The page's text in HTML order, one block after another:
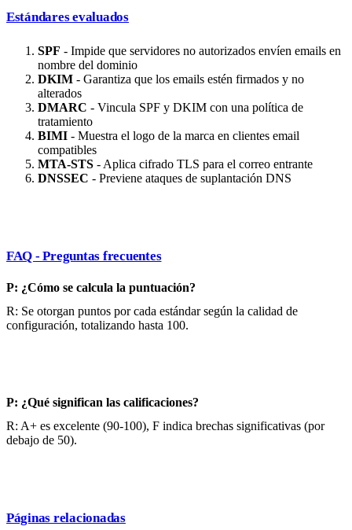
Estándares evaluados
SPF - Impide que servidores no autorizados envíen emails en
nombre del dominio
DKIM - Garantiza que los emails estén firmados y no
alterados
DMARC - Vincula SPF y DKIM con una política de
tratamiento
BIMI - Muestra el logo de la marca en clientes email
compatibles
MTA-STS - Aplica cifrado TLS para el correo entrante
DNSSEC - Previene ataques de suplantación DNS
FAQ - Preguntas frecuentes
P: ¿Cómo se calcula la puntuación?
R: Se otorgan puntos por cada estándar según la calidad de
configuración, totalizando hasta 100.
P: ¿Qué significan las calificaciones?
R: A+ es excelente (90-100), F indica brechas significativas (por
debajo de 50).
Páginas relacionadas